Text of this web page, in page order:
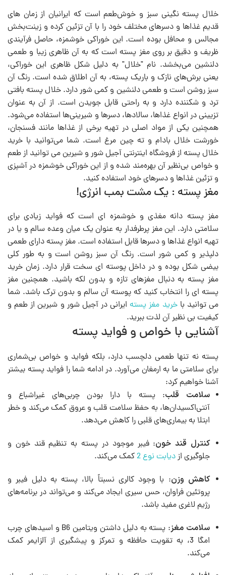
خلال پسته نگینی سبز و خوش‌طعم است که ایرانیان از زمان های
قدیم غذاها و دسرهای مختلف خود را با آن تزئین کرده و زینت‌بخش
مجالس و محافل بوده است. این خوراکی خوشمزه، حاصل فرآیندی
ظریف و دقیق بر روی مغز پسته است که به آن ظاهری زیبا و طعمی
دلنشین می‌بخشد. نام "خلال" به دلیل شکل ظاهری این خوراکی،
یعنی برش‌های نازک و باریک پسته، به آن اطلاق شده است. رنگ آن
سبز روشن است و طعمی دلنشین و کمی شور دارد. خلال پسته بافتی
ترد و شکننده دارد و به راحتی قابل جویدن است. از آن به عنوان
تزیینی در انواع غذاها، سالادها، دسرها و شیرینی‌ها استفاده می‌شود.
همچنین یکی از مواد اصلی در تهیه برخی از غذاها مانند فسنجان،
خورشت خلال بادام و ته چین مرغ است. شما می‌توانید با خرید
خلال پسته از فروشگاه اینترنتی آجیل شور و شیرین می توانید از طعم
و خواص بی‌نظیر آن بهره‌مند شده و از این خوراکی خوشمزه در آشپزی
و تزئین غذاها و دسرهای خود استفاده کنید.
مغز پسته : یک مشت بمب انرژی!
مغز پسته دانه مغذی و خوشمزه ای است که فواید زیادی برای
سلامتی دارد. این مغز پرطرفدار به عنوان یک میان وعده سالم و یا در
تهیه انواع غذاها و دسرها قابل استفاده است. مغز پسته دارای طعمی
دلپذیر و کمی شور است. رنگ آن سبز روشن است و به طور کلی
بیضی شکل بوده و در داخل پوسته ای سخت قرار دارد. زمان خرید
مغز پسته به دنبال مغزهای تازه و بدون لکه باشید. همچنین مغز
پسته ای را انتخاب کنید که پوسته آن سالم و بدون ترک باشد. شما
می توانید باخرید مغز پستهایرانی در آجیل شور و شیرین از طعم و
کیفیت بی نظیر آن لذت ببرید.
آشنایی با خواص و فواید پسته
پسته نه تنها طعمی دلچسب دارد، بلکه فواید و خواص بی‌شماری
برای سلامتی ما به ارمغان می‌آورد. در ادامه شما را فواید پسته بیشتر
آشنا خواهیم کرد:
سلامت قلب: پسته با دارا بودن چربی‌های غیراشباع و
آنتی‌اکسیدان‌ها، به حفظ سلامت قلب و عروق کمک می‌کند و خطر
ابتلا به بیماری‌های قلبی را کاهش می‌دهد.
کنترل قند خون: فیبر موجود در پسته به تنظیم قند خون و
جلوگیری ازدیابت نوع 2
کمک می‌کند.
کاهش وزن: با وجود کالری نسبتاً بالا، پسته به دلیل فیبر و
پروتئین فراوان، حس سیری ایجاد می‌کند و می‌تواند در برنامه‌های
رژیم لاغری مفید باشد.
سلامت مغز
: پسته به دلیل داشتن ویتامین B6 و اسیدهای چرب
امگا 3، به تقویت حافظه و تمرکز و پیشگیری از آلزایمر کمک
می‌کند.